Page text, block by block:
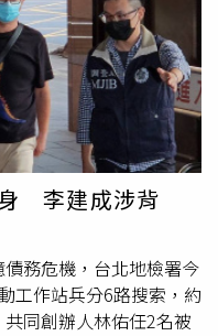
外在抽屜裡找到。鄭
傳子彈的照片並以文字
近5分鐘。依據警方函送
彈，
北檢曾將本案子彈
銘到案供稱，辦公室抽
子彈外觀不同，也沒有
子彈，當時鄭晉東沒說
回去拿，他收進寢室桌
來找他才想起來。鄭晋
他並未對蘇南明透露是
行為則沒有狡辯，已在
藥刀械管制條例》「未
身 李建成涉背
務危機，台北地檢署今
工作站兵分6路搜索，約
同創辦人林佑任2名被